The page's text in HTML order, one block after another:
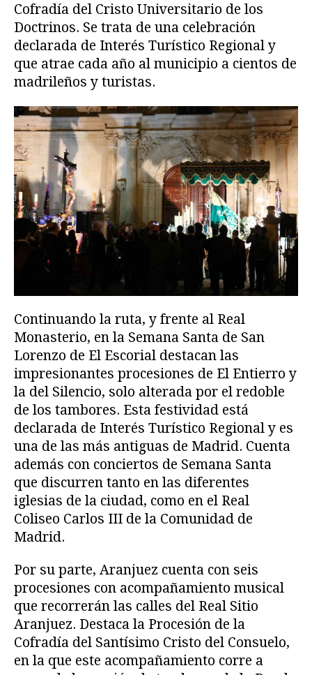
Cofradía del Cristo Universitario de los
Doctrinos. Se trata de una celebración
declarada de Interés Turístico Regional y
que atrae cada año al municipio a cientos de
madrileños y turistas.
Continuando la ruta, y frente al Real
Monasterio, en la Semana Santa de San
Lorenzo de El Escorial destacan las
impresionantes procesiones de El Entierro y
la del Silencio, solo alterada por el redoble
de los tambores. Esta festividad está
declarada de Interés Turístico Regional y es
una de las más antiguas de Madrid. Cuenta
además con conciertos de Semana Santa
que discurren tanto en las diferentes
iglesias de la ciudad, como en el Real
Coliseo Carlos III de la Comunidad de
Madrid.
Por su parte, Aranjuez cuenta con seis
procesiones con acompañamiento musical
que recorrerán las calles del Real Sitio
Aranjuez. Destaca la Procesión de la
Cofradía del Santísimo Cristo del Consuelo,
en la que este acompañamiento corre a